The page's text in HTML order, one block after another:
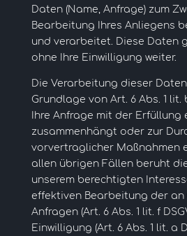
Daten (Name, Anfrage) zum
Bearbeitung Ihres Anliegens
und verarbeitet. Diese Daten
ohne Ihre Einwilligung weiter.
Die Verarbeitung dieser
Grundlage von Art. 6 Abs. 1 lit.
Ihre Anfrage mit der Erfüllung
zusammenhängt oder zur
vorvertraglicher Maßnahmen
allen übrigen Fällen beruht
unserem berechtigten
effektiven Bearbeitung der
Anfragen (Art. 6 Abs. 1 lit. f
Einwilligung (Art. 6 Abs. 1 lit. a